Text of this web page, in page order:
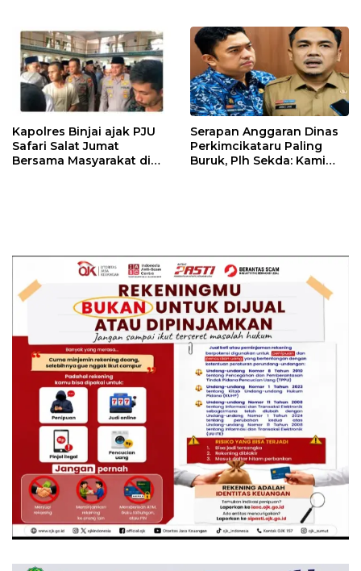
Kebangsaan.
Kapolres Binjai ajak PJU
Safari Salat Jumat
Bersama Masyarakat di
Serapan Anggaran Dinas
Perkimcikataru Paling
Buruk, Plh Sekda: Kami